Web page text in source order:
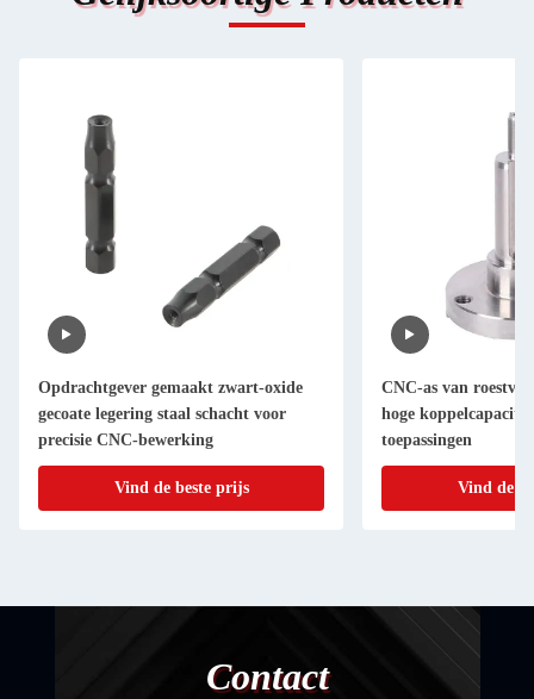
Opdrachtgever gemaakt zwart-oxide
gecoate legering staal schacht voor
precisie CNC-bewerking
Vind de beste prijs
CNC-as van
hoge
toepassingen
Vind de
Contact